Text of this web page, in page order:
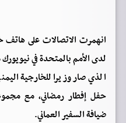
انهمرت الاتصالات على هاتف
الذي صار وزيرا للخارجية
حفل إفطار رمضاني، مع
ضيافة السفير العماني.